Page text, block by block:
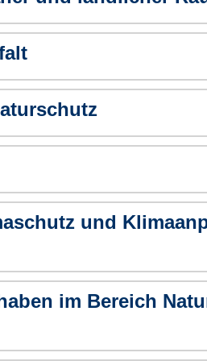
und
im Bereich